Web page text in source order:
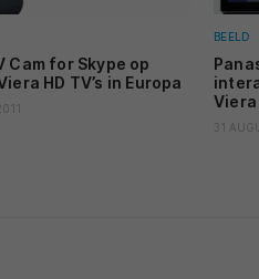
Cam for Skype op
HD TV’s in Europa
BEELD
Viera
31